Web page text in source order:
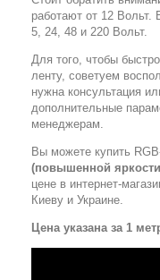
работают от 12 Вольт.
5, 24, 48 и 220 Вольт.
Для того, чтобы
ленту, советуем
нужна консультация
дополнительные
менеджерам.
Вы можете купить
(повышенной
цене в интернет-
Киеву и Украине.
Цена указана за 1